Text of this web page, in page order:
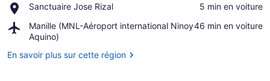
City
Calamba
Casino
Calamba
Sanctuaire Jose Rizal
Place,
Jose
Rizal
‪5 min en voiture‬
Manille (MNL-Aéroport international Ninoy
Aquino)
Airport,
Manille
Aéroport
‪46 min en voiture‬
En savoir plus sur cette région